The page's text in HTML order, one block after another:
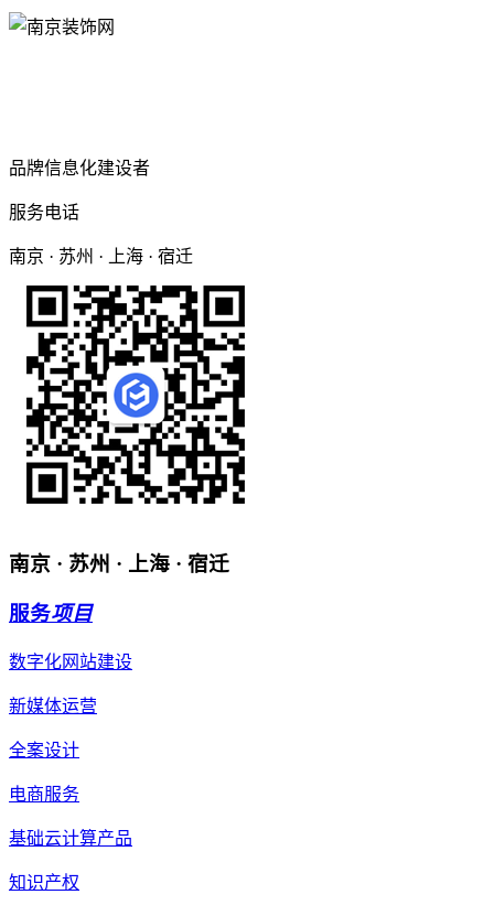
品牌信息化建设者
服务电话
南京 · 苏州 · 上海 · 宿迁
南京 · 苏州 · 上海 · 宿迁
服务项目
数字化网站建设
新媒体运营
全案设计
电商服务
基础云计算产品
知识产权